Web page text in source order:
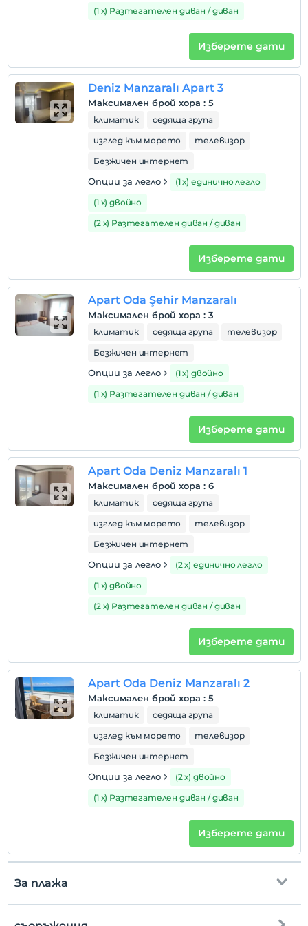
(1 х) Разтегателен диван / диван
Изберете дати
Deniz Manzaralı Apart 3
Максимален брой хора : 5
климатик
седяща група
изглед към морето
телевизор
Безжичен интернет
Опции за легло
(1 х) единично легло
(1 х) двойно
(2 х) Разтегателен диван / диван
Изберете дати
Apart Oda Şehir Manzaralı
Максимален брой хора : 3
климатик седяща група
телевизор
Безжичен интернет
Опции за легло
(1 х) двойно
(1 х) Разтегателен диван / диван
Изберете дати
Apart Oda Deniz Manzaralı 1
Максимален брой хора : 6
климатик
седяща група
изглед към морето
телевизор
Безжичен интернет
Опции за легло
(2 х) единично легло
(1 х) двойно
(2 х) Разтегателен диван / диван
Изберете дати
Apart Oda Deniz Manzaralı 2
Максимален брой хора : 5
климатик
седяща група
изглед към морето
телевизор
Безжичен интернет
Опции за легло
(2 х) двойно
(1 х) Разтегателен диван / диван
Изберете дати
За плажа